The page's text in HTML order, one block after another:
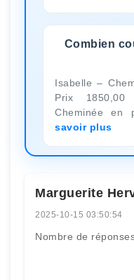
Combien
Isabelle –
Prix
Cheminée en
savoir plus
Marguerite
2025-10-15 03:50:54
Nombre de